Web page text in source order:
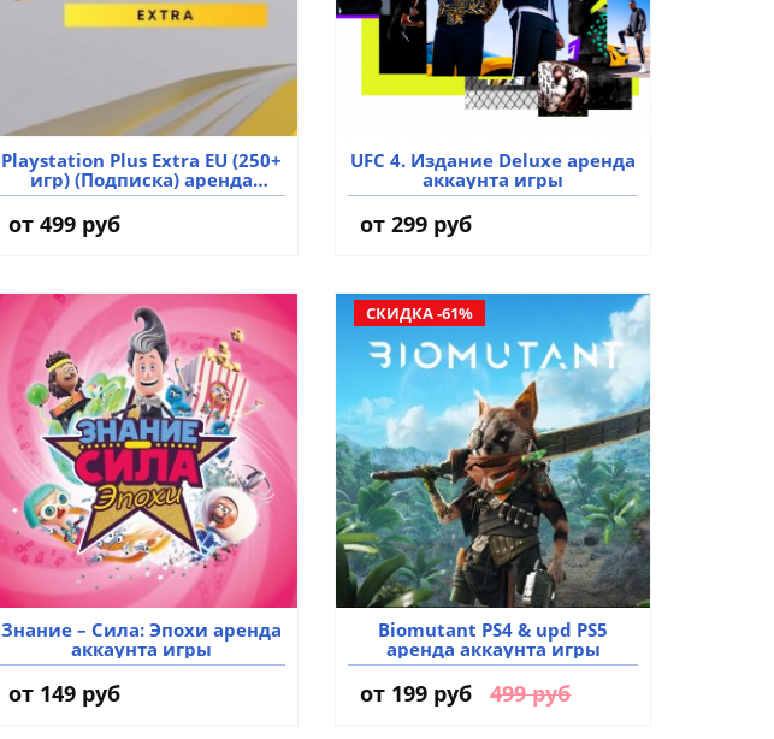
Playstation Plus Extra EU (250+
игр) (Подписка) аренда
аккаунта игры
от 499 руб
UFC 4. Издание Deluxe аренда
аккаунта игры
от 299 руб
Знание – Сила: Эпохи аренда
аккаунта игры
от 149 руб
СКИДКА -61%
Biomutant PS4 & upd PS5
аренда аккаунта игры
от 199 руб 499 руб